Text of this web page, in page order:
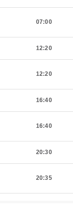
07:00
12:20
12:20
16:40
16:40
20:30
20:35